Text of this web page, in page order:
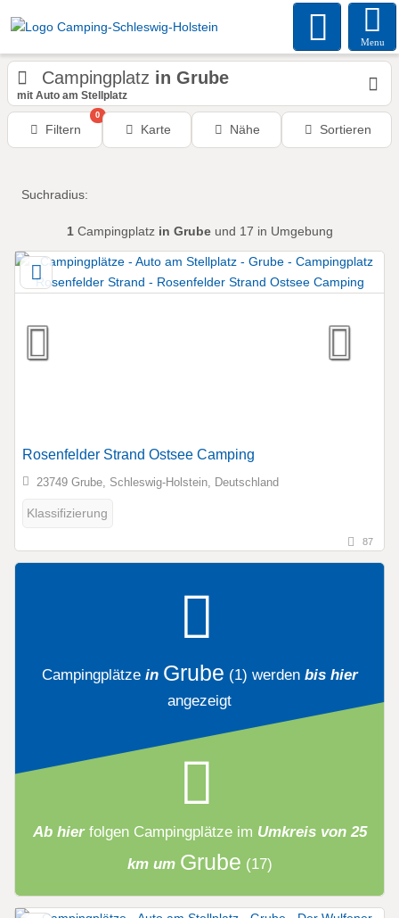
Menu
Campingplatz in Grube
mit Auto am Stellplatz
Filtern
0
Karte Nähe Sortieren
Suchradius:
1Campingplatz in Grubeund 17 in Umgebung
Rosenfelder Strand Ostsee Camping
23749 Grube, Schleswig-Holstein, Deutschland
Klassifizierung
87
Campingplätze in Grube (1) werden bis hier
angezeigt
Ab hier folgen Campingplätzeim Umkreis von 25
km um Grube (17)